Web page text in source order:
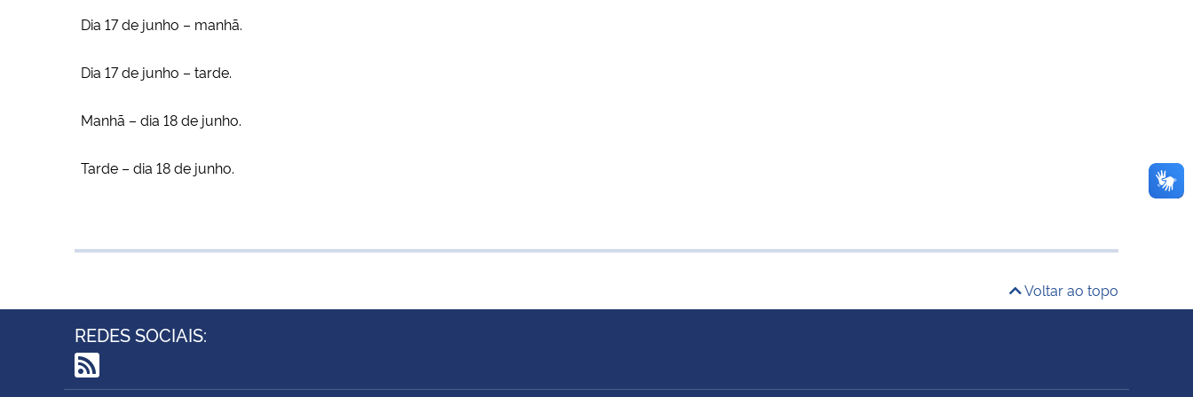
Dia 17 de junho – manhã.
Dia 17 de junho – tarde.
Manhã – dia 18 de junho.
Tarde – dia 18 de junho.
Voltar ao topo
REDES SOCIAIS: